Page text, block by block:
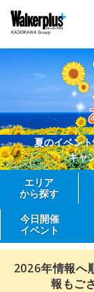
夏のイベン
キャ
エリア
から探す
今日開催
イベント
2026年情報へ
報もご